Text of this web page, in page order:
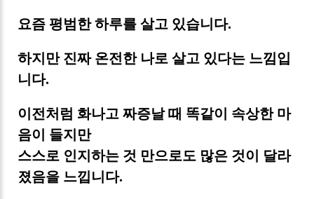
요즘 평범한 하루를 살고 있습니다.
하지만 진짜 온전한 나로 살고 있다는 느낌입
니다.
이전처럼 화나고 짜증날 때 똑같이 속상한 마
음이 들지만
스스로 인지하는 것 만으로도 많은 것이 달라
졌음을 느낍니다.